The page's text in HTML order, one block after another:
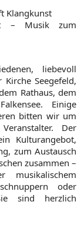
Klangkunst
– Musik zum
liebevoll
Seegefeld,
Rathaus, dem
Einige
bitten wir um
Der
Kulturangebot,
zum Austausch
zusammen –
oder
sind herzlich